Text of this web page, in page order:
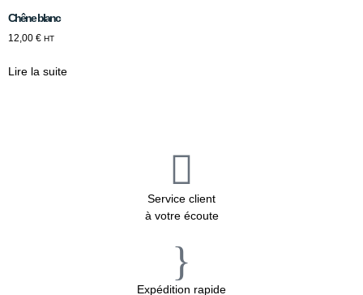
Service client
à votre écoute
Expédition rapide
Chêne blanc
12,00 € HT
Lire la suite